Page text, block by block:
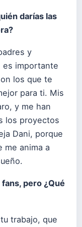
darías las
y
es importante
los que te
para ti. Mis
y me han
los proyectos
Dani, porque
me anima a
pero ¿Qué
trabajo, que